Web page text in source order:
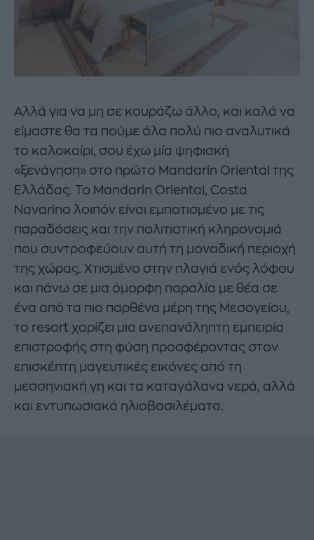
Αλλά για να μη σε κουράζω άλλο, και καλά να
είμαστε θα τα πούμε όλα πολύ πιο αναλυτικά
το καλοκαίρι, σου έχω μία ψηφιακή
«ξενάγηση» στο πρώτο Mandarin Oriental της
Ελλάδας. Το Mandarin Oriental, Costa
Navarino λοιπόν είναι εμποτισμένο με τις
παραδόσεις και την πολιτιστική κληρονομιά
που συντροφεύουν αυτή τη μοναδική περιοχή
της χώρας. Χτισμένο στην πλαγιά ενός λόφου
και πάνω σε μια όμορφη παραλία με θέα σε
ένα από τα πιο παρθένα μέρη της Μεσογείου,
το resort χαρίζει μια ανεπανάληπτη εμπειρία
επιστροφής στη φύση προσφέροντας στον
επισκέπτη μαγευτικές εικόνες από τη
μεσσηνιακή γη και τα καταγάλανα νερά, αλλά
και εντυπωσιακά ηλιοβασιλέματα.